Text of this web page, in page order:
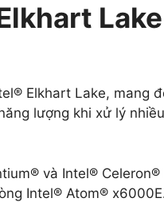
Elkhart Lake, mang
lượng khi xử lý
và Intel®
Intel® Atom®